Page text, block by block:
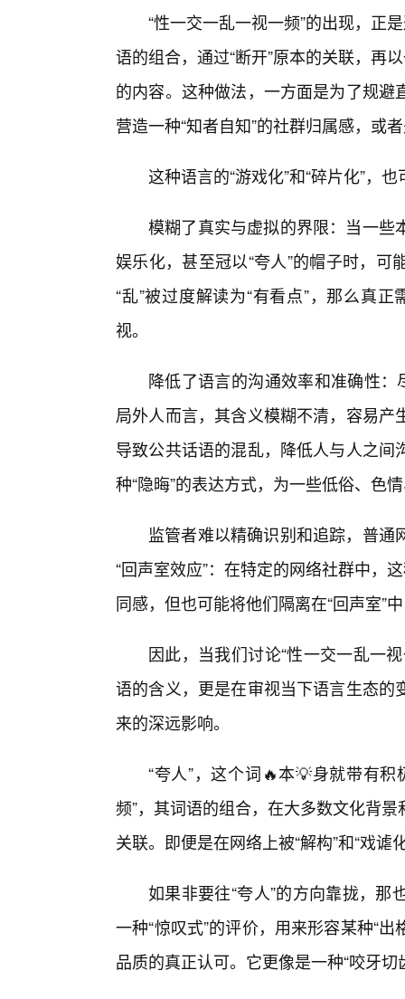
“性一交一乱一视一频”的出现，正
语的组合，通过“断开”原本的关联，再
的内容。这种做法，一方面是为了规
营造一种“知者自知”的社群归属感，或
这种语言的“游戏化”和“碎片化”，
模糊了真实与虚拟的界限：当一些
娱乐化，甚至冠以“夸人”的帽子时，
“乱”被过度解读为“有看点”，那么真
视。
降低了语言的沟通效率和准确性：
局外人而言，其含义模糊不清，容易
导致公共话语的混乱，降低人与人之
种“隐晦”的表达方式，为一些低俗、色
监管者难以精确识别和追踪，普
“回声室效应”：在特定的网络社群中，
同感，但也可能将他们隔离在“回声室”
因此，当我们讨论“性一交一乱一
语的含义，更是在审视当下语言生态
来的深远影响。
“夸人”，这个词🔥本💡身就带有
频”，其词语的组合，在大多数文化背
关联。即便是在网络上被“解构”和“戏
如果非要往“夸人”的方向靠拢，
一种“惊叹式”的评价，用来形容某种“
品质的真正认可。它更像是一种“咬牙切